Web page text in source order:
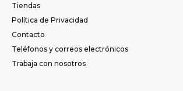
Tiendas
Política de Privacidad
Contacto
Teléfonos y correos electrónicos
Trabaja con nosotros